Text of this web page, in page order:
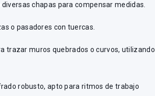
chapas para compensar medidas.
o pasadores con tuercas.
trazar muros quebrados o curvos, utilizando
robusto, apto para ritmos de trabajo